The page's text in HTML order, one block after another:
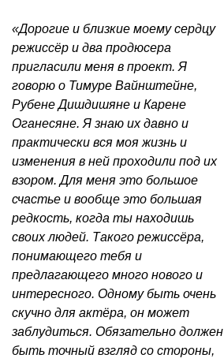
«Дорогие и близкие моему сердцу
режиссёр и два продюсера
пригласили меня в проект. Я
говорю о Тимуре Вайнштейне,
Рубене Дишдишяне и Карене
Оганесяне. Я знаю их давно и
практически вся моя жизнь и
изменения в ней проходили под их
взором. Для меня это большое
счастье и вообще это большая
редкость, когда ты находишь
своих людей. Такого режиссёра,
понимающего тебя и
предлагающего много нового и
интересного. Одному быть очень
скучно для актёра, он может
заблудиться. Обязательно должен
быть точный взгляд со стороны,